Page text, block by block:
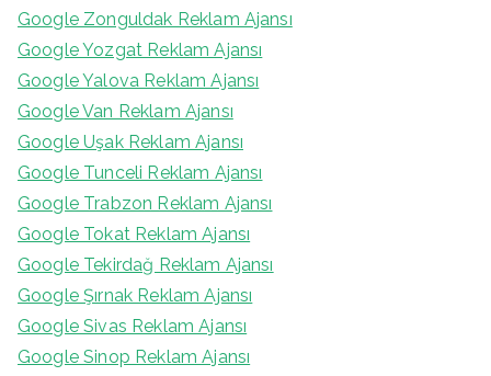
Google Zonguldak Reklam Ajansı
Google Yozgat Reklam Ajansı
Google Yalova Reklam Ajansı
Google Van Reklam Ajansı
Google Uşak Reklam Ajansı
Google Tunceli Reklam Ajansı
Google Trabzon Reklam Ajansı
Google Tokat Reklam Ajansı
Google Tekirdağ Reklam Ajansı
Google Şırnak Reklam Ajansı
Google Sivas Reklam Ajansı
Google Sinop Reklam Ajansı